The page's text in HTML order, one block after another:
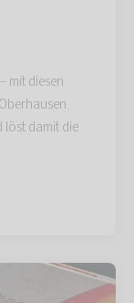
mit diesen
löst damit die